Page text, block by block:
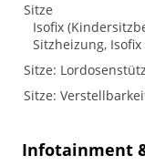
Sitze
Isofix
Sitzheizung,
Sitze:
Sitze:
Infotainment